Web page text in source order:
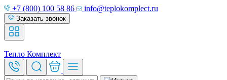
+7 (800) 100 58 86 info@teplokomplect.ru
Заказать звонок
Тепло Комплект